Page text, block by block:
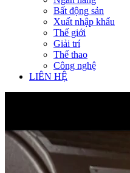
Bất động sản
Xuất nhập khẩu
Thế giới
Giải trí
Thể thao
Công nghệ
LIÊN HỆ